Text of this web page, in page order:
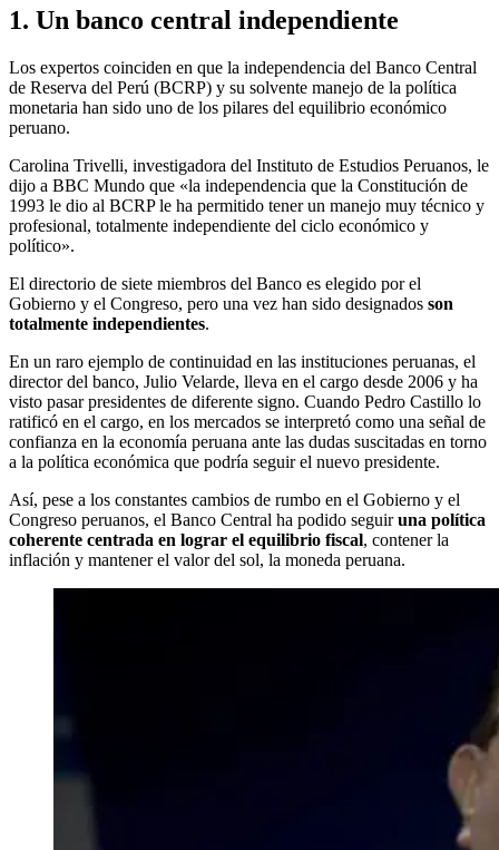
1. Un banco central independiente
Los expertos coinciden en que la independencia del Banco Central
de Reserva del Perú (BCRP) y su solvente manejo de la política
monetaria han sido uno de los pilares del equilibrio económico
peruano.
Carolina Trivelli, investigadora del Instituto de Estudios Peruanos, le
dijo a BBC Mundo que «la independencia que la Constitución de
1993 le dio al BCRP le ha permitido tener un manejo muy técnico y
profesional, totalmente independiente del ciclo económico y
político».
El directorio de siete miembros del Banco es elegido por el
Gobierno y el Congreso, pero una vez han sido designados son
totalmente independientes.
En un raro ejemplo de continuidad en las instituciones peruanas, el
director del banco, Julio Velarde, lleva en el cargo desde 2006 y ha
visto pasar presidentes de diferente signo. Cuando Pedro Castillo lo
ratificó en el cargo, en los mercados se interpretó como una señal de
confianza en la economía peruana ante las dudas suscitadas en torno
a la política económica que podría seguir el nuevo presidente.
Así, pese a los constantes cambios de rumbo en el Gobierno y el
Congreso peruanos, el Banco Central ha podido seguiruna política
coherente centrada en lograr el equilibrio fiscal, contener la
inflación y mantener el valor del sol, la moneda peruana.